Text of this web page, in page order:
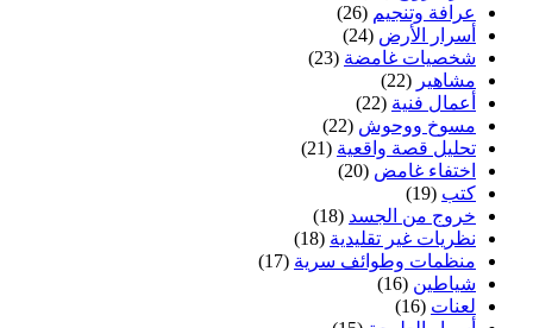
عرافة وتنجيم (26)
أسرار الأرض (24)
شخصيات غامضة (23)
مشاهير (22)
أعمال فنية (22)
مسوخ ووحوش (22)
تحليل قصة واقعية (21)
اختفاء غامض (20)
كتب (19)
خروج من الجسد (18)
نظريات غير تقليدية (18)
منظمات وطوائف سرية (17)
شياطين (16)
لعنات (16)